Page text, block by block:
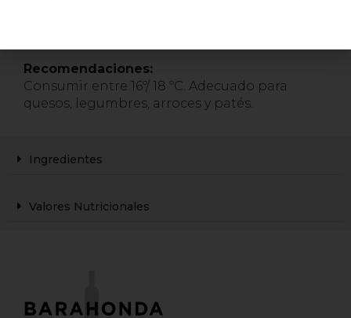
Recomendaciones:
Consumir entre 16º/ 18 ºC. Adecuado para
quesos, legumbres, arroces y patés.
Ingredientes
Valores Nutricionales